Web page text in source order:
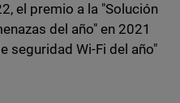
el premio a la "Solución
del año" en 2021
seguridad Wi-Fi del año"